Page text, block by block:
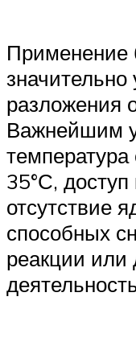
Применение
значительно
разложения
Важнейшим
температура
35°С,
отсутствие
способных
реакции или